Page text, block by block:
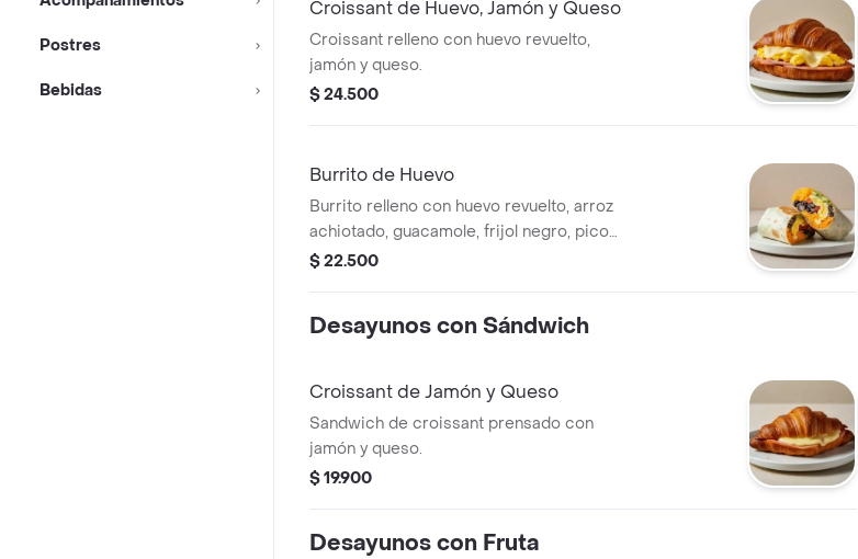
Postres
Bebidas
Croissant de Huevo, Jamón y Queso
Croissant relleno con huevo revuelto,
jamón y queso.
$ 24.500
Burrito de Huevo
Burrito relleno con huevo revuelto, arroz
achiotado, guacamole, frijol negro, pico
de gallo, queso y salsa verde.
$ 22.500
Desayunos con Sándwich
Croissant de Jamón y Queso
Sandwich de croissant prensado con
jamón y queso.
$ 19.900
Desayunos con Fruta